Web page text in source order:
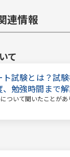
連情報
て
試験とは？試
、勉強時間まで
ついて聞いたことが
に関する資格ではあり